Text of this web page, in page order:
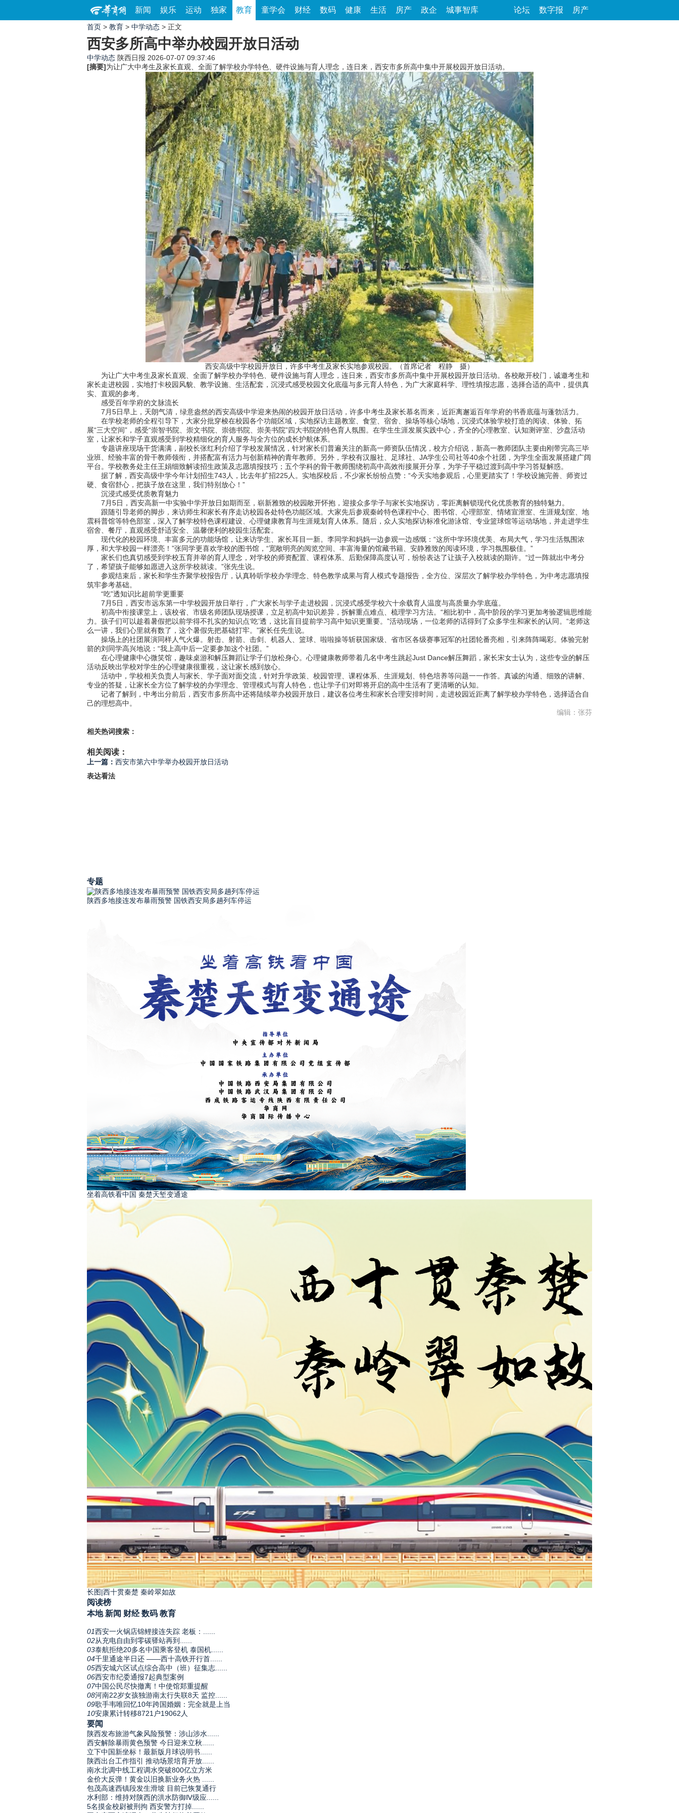
新闻 娱乐 运动 独家 教育 童学会 财经 数码 健康 生活 房产 政企 城事智库 论坛 数字报 房产
首页 > 教育 > 中学动态 > 正文
西安多所高中举办校园开放日活动
中学动态 陕西日报 2026-07-07 09:37:46
[摘要]为让广大中考生及家长直观、全面了解学校办学特色、硬件设施与育人理念，连日来，西安市多所高中集中开展校园开放日活动。
西安高级中学校园开放日，许多中考生及家长实地参观校园。（首席记者 程静 摄）
为让广大中考生及家长直观、全面了解学校办学特色、硬件设施与育人理念，连日来，西安市多所高中集中开展校园开放日活动。各校敞开校门，诚邀考生和
家长走进校园，实地打卡校园风貌、教学设施、生活配套，沉浸式感受校园文化底蕴与多元育人特色，为广大家庭科学、理性填报志愿，选择合适的高中，提供真
实、直观的参考。
感受百年学府的文脉流长
7月5日早上，天朗气清，绿意盎然的西安高级中学迎来热闹的校园开放日活动，许多中考生及家长慕名而来，近距离邂逅百年学府的书香底蕴与蓬勃活力。
在学校老师的全程引导下，大家分批穿梭在校园各个功能区域，实地探访主题教室、食堂、宿舍、操场等核心场地，沉浸式体验学校打造的阅读、体验、拓
展“三大空间”，感受“崇智书院、崇文书院、崇德书院、崇美书院”四大书院的特色育人氛围。在学生生涯发展实践中心，齐全的心理教室、认知测评室、沙盘活动
室，让家长和学子直观感受到学校精细化的育人服务与全方位的成长护航体系。
专题讲座现场干货满满，副校长张红利介绍了学校发展情况，针对家长们普遍关注的新高一师资队伍情况，校方介绍说，新高一教师团队主要由刚带完高三毕
业班、经验丰富的骨干教师领衔，并搭配富有活力与创新精神的青年教师。另外，学校有汉服社、足球社、JA学生公司社等40余个社团，为学生全面发展搭建广阔
平台。学校教务处主任王娟细致解读招生政策及志愿填报技巧；五个学科的骨干教师围绕初高中高效衔接展开分享，为学子平稳过渡到高中学习答疑解惑。
据了解，西安高级中学今年计划招生743人，比去年扩招225人。实地探校后，不少家长纷纷点赞：“今天实地参观后，心里更踏实了！学校设施完善、师资过
硬、食宿舒心，把孩子放在这里，我们特别放心！”
沉浸式感受优质教育魅力
7月5日，西安高新一中实验中学开放日如期而至，崭新雅致的校园敞开怀抱，迎接众多学子与家长实地探访，零距离解锁现代化优质教育的独特魅力。
跟随引导老师的脚步，来访师生和家长有序走访校园各处特色功能区域。大家先后参观秦岭特色课程中心、图书馆、心理部室、情绪宣泄室、生涯规划室、地
震科普馆等特色部室，深入了解学校特色课程建设、心理健康教育与生涯规划育人体系。随后，众人实地探访标准化游泳馆、专业篮球馆等运动场地，并走进学生
宿舍、餐厅，直观感受舒适安全、温馨便利的校园生活配套。
现代化的校园环境、丰富多元的功能场馆，让来访学生、家长耳目一新。李同学和妈妈一边参观一边感慨：“这所中学环境优美、布局大气，学习生活氛围浓
厚，和大学校园一样漂亮！”张同学更喜欢学校的图书馆，“宽敞明亮的阅览空间、丰富海量的馆藏书籍、安静雅致的阅读环境，学习氛围极佳。”
家长们也真切感受到学校五育并举的育人理念，对学校的师资配置、课程体系、后勤保障高度认可，纷纷表达了让孩子入校就读的期许。“过一阵就出中考分
了，希望孩子能够如愿进入这所学校就读。”张先生说。
参观结束后，家长和学生齐聚学校报告厅，认真聆听学校办学理念、特色教学成果与育人模式专题报告，全方位、深层次了解学校办学特色，为中考志愿填报
筑牢参考基础。
“吃”透知识比超前学更重要
7月5日，西安市远东第一中学校园开放日举行，广大家长与学子走进校园，沉浸式感受学校六十余载育人温度与高质量办学底蕴。
初高中衔接课堂上，该校省、市级名师团队现场授课，立足初高中知识差异，拆解重点难点、梳理学习方法。“相比初中，高中阶段的学习更加考验逻辑思维能
力。孩子们可以趁着暑假把以前学得不扎实的知识点‘吃’透，这比盲目提前学习高中知识更重要。”活动现场，一位老师的话得到了众多学生和家长的认同。“老师这
么一讲，我们心里就有数了，这个暑假先把基础打牢。”家长任先生说。
操场上的社团展演同样人气火爆。射击、射箭、击剑、机器人、篮球、啦啦操等斩获国家级、省市区各级赛事冠军的社团轮番亮相，引来阵阵喝彩。体验完射
箭的刘同学高兴地说：“我上高中后一定要参加这个社团。”
在心理健康中心微笑馆，趣味桌游和解压舞蹈让学子们放松身心。心理健康教师带着几名中考生跳起Just Dance解压舞蹈，家长宋女士认为，这些专业的解压
活动反映出学校对学生的心理健康很重视，这让家长感到放心。
活动中，学校相关负责人与家长、学子面对面交流，针对升学政策、校园管理、课程体系、生涯规划、特色培养等问题一一作答。真诚的沟通、细致的讲解、
专业的答疑，让家长全方位了解学校的办学理念、管理模式与育人特色，也让学子们对即将开启的高中生活有了更清晰的认知。
记者了解到，中考出分前后，西安市多所高中还将陆续举办校园开放日，建议各位考生和家长合理安排时间，走进校园近距离了解学校办学特色，选择适合自
己的理想高中。
编辑：张芬
相关热词搜索：
相关阅读：
上一篇： 西安市第六中学举办校园开放日活动
表达看法
专题
陕西多地接连发布暴雨预警 国铁西安局多趟列车停运
坐着高铁看中国 秦楚天堑变通途
长图|西十贯秦楚 秦岭翠如故
阅读榜
本地 新闻 财经 数码 教育
01西安一火锅店锦鲤接连失踪 老板：......
02从充电自由到零碳驿站再到......
03泰航拒绝20多名中国乘客登机 泰国机......
04千里通途半日还 ——西十高铁开行首......
05西安城六区试点综合高中（班）征集志......
06西安市纪委通报7起典型案例
07中国公民尽快撤离！中使馆郑重提醒
08河南22岁女孩独游南太行失联8天 监控......
09歌手韦唯回忆10年跨国婚姻：完全就是上当
10安康累计转移8721户19062人
要闻
陕西发布旅游气象风险预警：涉山涉水......
西安解除暴雨黄色预警 今日迎来立秋......
立下中国新坐标！最新版月球说明书......
陕西出台工作指引 推动场景培育开放......
南水北调中线工程调水突破800亿立方米
金价大反弹！黄金以旧换新业务火热 ......
包茂高速西镇段发生滑坡 目前已恢复通行
水利部：维持对陕西的洪水防御Ⅳ级应......
5名摸金校尉被刑拘 西安警方打掉......